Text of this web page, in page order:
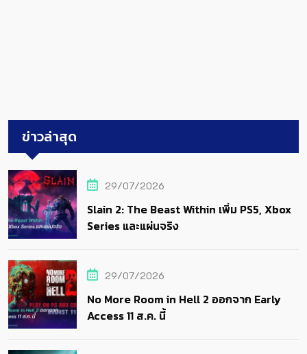
ข่าวล่าสุด
29/07/2026
Slain 2: The Beast Within เพิ่ม PS5, Xbox
Series และแผ่นจริง
29/07/2026
No More Room in Hell 2 ออกจาก Early
Access 11 ส.ค. นี้